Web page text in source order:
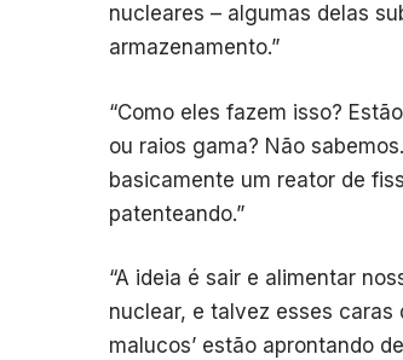
nucleares – algumas delas
armazenamento.”
“Como eles fazem isso?
ou raios gama? Não
basicamente um reator de
patenteando.”
“A ideia é sair e alimentar
nuclear, e talvez esses caras
malucos’ estão aprontando